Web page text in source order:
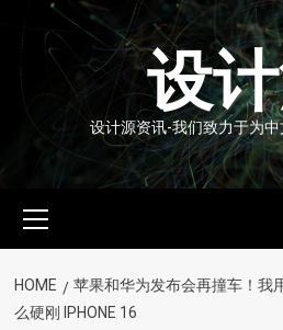
content
设
设计源资讯-我们致力于为
Menu
HOME
苹果和华为发布会再撞车！我
么硬刚 IPHONE 16